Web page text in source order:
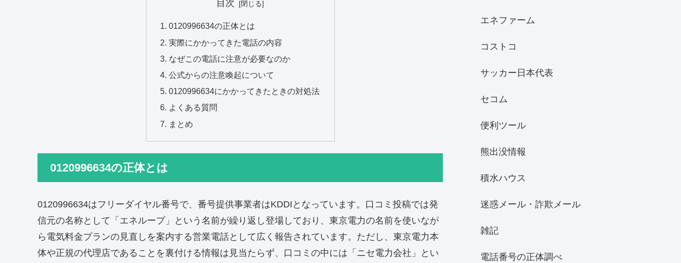
目次
0120996634の正体とは
実際にかかってきた電話の内容
なぜこの電話に注意が必要なのか
公式からの注意喚起について
0120996634にかかってきたときの対処法
よくある質問
まとめ
0120996634の正体とは
0120996634はフリーダイヤル番号で、番号提供事業者はKDDIとなっています。口コミ投稿では発
信元の名称として「エネループ」という名前が繰り返し登場しており、東京電力の名前を使いなが
ら電気料金プランの見直しを案内する営業電話として広く報告されています。ただし、東京電力本
体や正規の代理店であることを裏付ける情報は見当たらず、口コミの中には「ニセ電力会社」とい
エネファーム
コストコ
サッカー日本代表
セコム
便利ツール
熊出没情報
積水ハウス
迷惑メール・詐欺メール
雑記
電話番号の正体調べ